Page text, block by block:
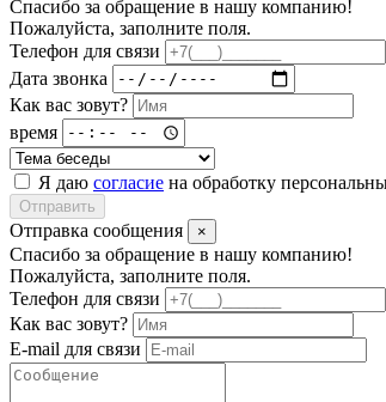
Спасибо за обращение в нашу компанию!
Пожалуйста, заполните поля.
Телефон для связи
Дата звонка
Как вас зовут?
время
Я даю согласие на обработку
Отправить
Отправка сообщения ×
Спасибо за обращение в нашу компанию!
Пожалуйста, заполните поля.
Телефон для связи
Как вас зовут?
E-mail для связи